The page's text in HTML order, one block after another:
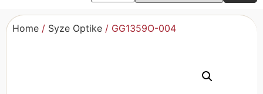
Home / Syze Optike / GG1359O-004